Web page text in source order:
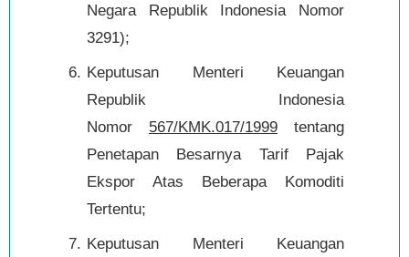
Negara Republik Indonesia Nomor
3291);
Keputusan Menteri Keuangan
Republik Indonesia
Nomor 567/KMK.017/1999 tentang
Penetapan Besarnya Tarif Pajak
Ekspor Atas Beberapa Komoditi
Tertentu;
Keputusan Menteri Keuangan